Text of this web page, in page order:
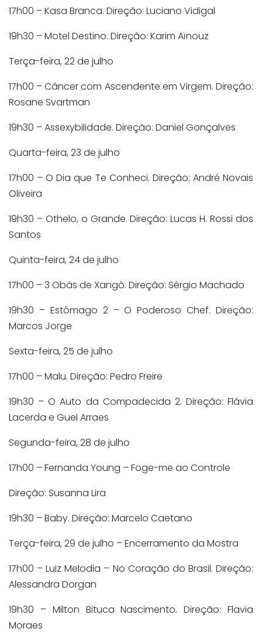
17h00 –Kasa Branca. Direção: Luciano Vidigal
19h30 – Motel Destino. Direção: Karim Aïnouz
Terça-feira, 22 de julho
17h00 – Câncer com Ascendente em Virgem. Direção:
Rosane Svartman
19h30 –Assexybilidade. Direção: Daniel Gonçalves
Quarta-feira, 23 de julho
17h00 – O Dia que Te Conheci. Direção: André Novais
Oliveira
19h30 – Othelo, o Grande. Direção: Lucas H. Rossi dos
Santos
Quinta-feira, 24 de julho
17h00 – 3 Obás de Xangô. Direção: Sérgio Machado
19h30 – Estômago 2 – O Poderoso Chef. Direção:
Marcos Jorge
Sexta-feira, 25 de julho
17h00 – Malu. Direção: Pedro Freire
19h30 – O Auto da Compadecida 2. Direção: Flávia
Lacerda e Guel Arraes
Segunda-feira, 28 de julho
17h00 – Fernanda Young – Foge-me ao Controle
Direção: Susanna Lira
19h30 – Baby. Direção: Marcelo Caetano
Terça-feira, 29 de julho – Encerramento da Mostra
17h00 – Luiz Melodia – No Coração do Brasil. Direção:
Alessandra Dorgan
19h30 – Milton Bituca Nascimento. Direção: Flavia
Moraes